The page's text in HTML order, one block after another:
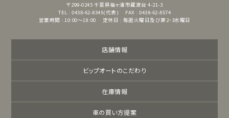
〒299-0245 千葉県袖ヶ浦市蔵波台 4-21-3
TEL : 0438-62-8345(代表)
FAX : 0438-62-8574
営業時間 : 10:00～18:00
定休日 : 毎週火曜日及び第2・3水曜日
店舗情報
ビップオートのこだわり
在庫情報
車の買い方提案